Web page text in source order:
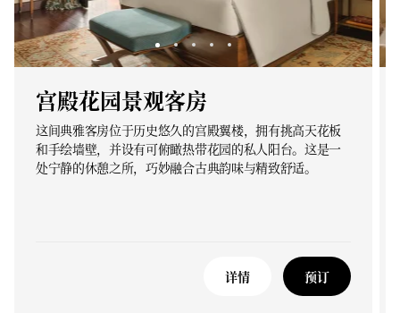
宫殿花园景观客房
这间典雅客房位于历史悠久的宫殿翼楼，拥有挑高天花板
和手绘墙壁，并设有可俯瞰热带花园的私人阳台。这是一
处宁静的休憩之所，巧妙融合古典韵味与精致舒适。
详情 预订